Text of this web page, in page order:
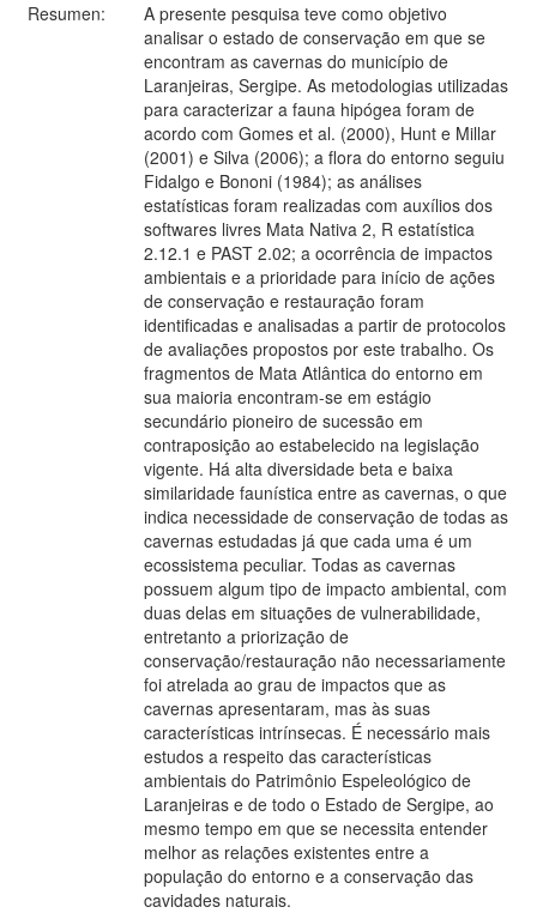
Resumen:
A presente pesquisa teve como objetivo
analisar o estado de conservação em que se
encontram as cavernas do município de
Laranjeiras, Sergipe. As metodologias utilizadas
para caracterizar a fauna hipógea foram de
acordo com Gomes et al. (2000), Hunt e Millar
(2001) e Silva (2006); a flora do entorno seguiu
Fidalgo e Bononi (1984); as análises
estatísticas foram realizadas com auxílios dos
softwares livres Mata Nativa 2, R estatística
2.12.1 e PAST 2.02; a ocorrência de impactos
ambientais e a prioridade para início de ações
de conservação e restauração foram
identificadas e analisadas a partir de protocolos
de avaliações propostos por este trabalho. Os
fragmentos de Mata Atlântica do entorno em
sua maioria encontram-se em estágio
secundário pioneiro de sucessão em
contraposição ao estabelecido na legislação
vigente. Há alta diversidade beta e baixa
similaridade faunística entre as cavernas, o que
indica necessidade de conservação de todas as
cavernas estudadas já que cada uma é um
ecossistema peculiar. Todas as cavernas
possuem algum tipo de impacto ambiental, com
duas delas em situações de vulnerabilidade,
entretanto a priorização de
conservação/restauração não necessariamente
foi atrelada ao grau de impactos que as
cavernas apresentaram, mas às suas
características intrínsecas. É necessário mais
estudos a respeito das características
ambientais do Patrimônio Espeleológico de
Laranjeiras e de todo o Estado de Sergipe, ao
mesmo tempo em que se necessita entender
melhor as relações existentes entre a
população do entorno e a conservação das
cavidades naturais.